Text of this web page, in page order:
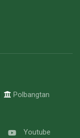
Polbangtan
Youtube